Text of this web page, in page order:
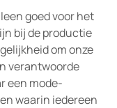
goed voor het
bij de productie
om onze
verantwoorde
een mode-
waarin iedereen